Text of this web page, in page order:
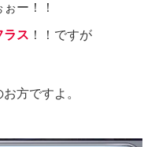
ー！！
ラス ！！ですが
方ですよ。